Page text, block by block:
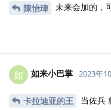
陳怡瑋 未来会加的，
如 如来小巴掌 2023年
卡拉迪亚的王 当佐兵